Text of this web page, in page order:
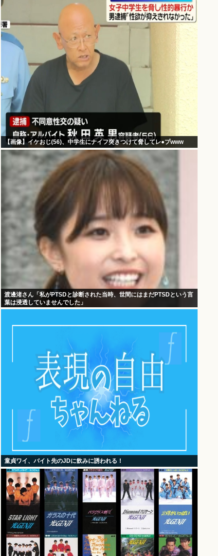
【画像】イケおじ(56)、中学生にナイフ突きつけて脅してレ●プwww
渡邊渚さん「私がPTSDと診断された当時、世間にはまだPTSDという言
葉は浸透していませんでした」
童貞ワイ、バイト先のJDに飲みに誘われる！